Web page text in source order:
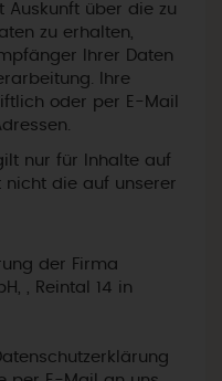
Auskunft über die zu
zu erhalten,
Ihrer Daten
Ihre
oder per E-Mail
nur für Inhalte auf
nicht die auf unserer
der Firma
, Reintal 14 in